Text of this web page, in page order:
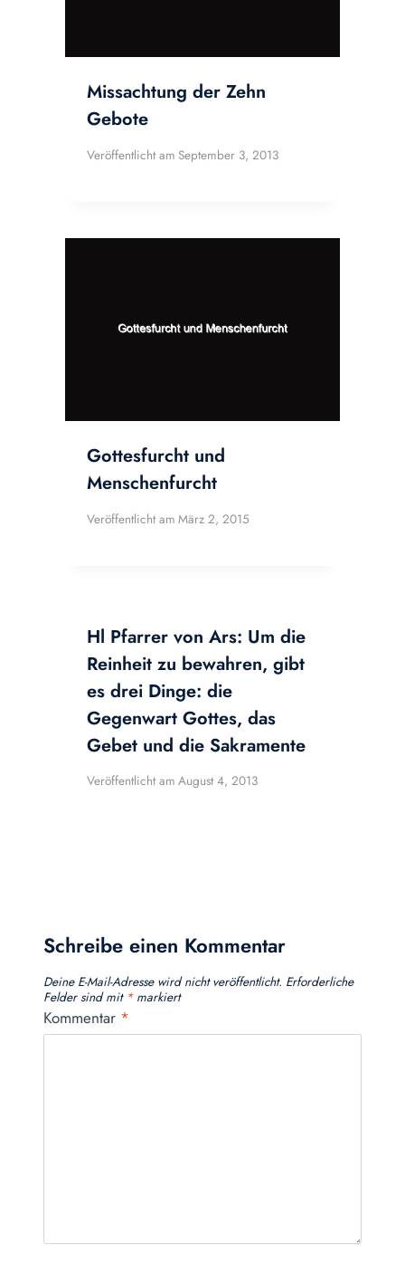
Missachtung der Zehn
Gebote
Veröffentlicht am September 3, 2013
Gottesfurcht und
Menschenfurcht
Veröffentlicht am März 2, 2015
Hl Pfarrer von Ars: Um die
Reinheit zu bewahren, gibt
es drei Dinge: die
Gegenwart Gottes, das
Gebet und die Sakramente
Veröffentlicht am August 4, 2013
Schreibe einen Kommentar
Deine E-Mail-Adresse wird nicht veröffentlicht. Erforderliche
Felder sind mit *markiert
Kommentar *